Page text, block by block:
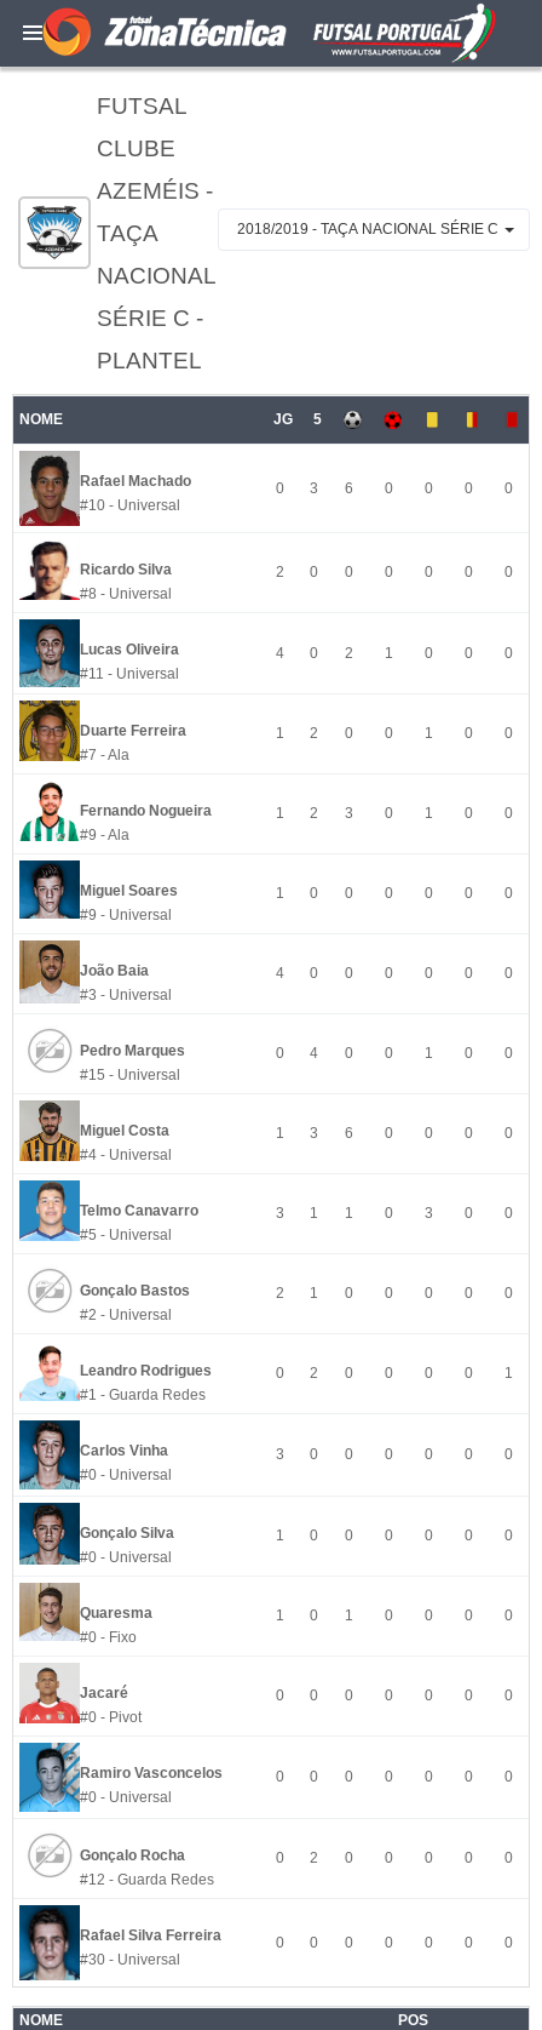
FUTSAL
CLUBE
AZEMÉIS -
TAÇA
NACIONAL
SÉRIE C -
PLANTEL
2018/2019 - TAÇA NACIONAL SÉRIE C
NOME JG 5
Rafael Machado
#10 - Universal
0 3 6 0 0 0 0
Ricardo Silva
#8 - Universal
2 0 0 0 0 0 0
Lucas Oliveira
#11 - Universal
4 0 2 1 0 0 0
Duarte Ferreira
#7 - Ala
1 2 0 0 1 0 0
Fernando Nogueira
#9 - Ala
1 2 3 0 1 0 0
Miguel Soares
#9 - Universal
1 0 0 0 0 0 0
João Baia
#3 - Universal
4 0 0 0 0 0 0
Pedro Marques
#15 - Universal
0 4 0 0 1 0 0
Miguel Costa
#4 - Universal
1 3 6 0 0 0 0
Telmo Canavarro
#5 - Universal
3 1 1 0 3 0 0
Gonçalo Bastos
#2 - Universal
2 1 0 0 0 0 0
Leandro Rodrigues
#1 - Guarda Redes
0 2 0 0 0 0 1
Carlos Vinha
#0 - Universal
3 0 0 0 0 0 0
Gonçalo Silva
#0 - Universal
1 0 0 0 0 0 0
Quaresma
#0 - Fixo
1 0 1 0 0 0 0
Jacaré
#0 - Pivot
0 0 0 0 0 0 0
Ramiro Vasconcelos
#0 - Universal
0 0 0 0 0 0 0
Gonçalo Rocha
#12 - Guarda Redes
0 2 0 0 0 0 0
Rafael Silva Ferreira
#30 - Universal
0 0 0 0 0 0 0
NOME POS